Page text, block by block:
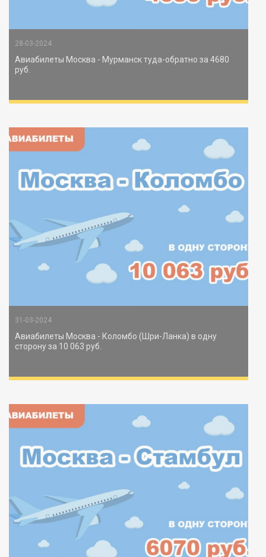
28-03-2024
Авиабилеты Москва - Мурманск туда-обратно за 4680
руб.
31-03-2024
Авиабилеты Москва - Коломбо (Шри-Ланка) в одну
сторону за 10 063 руб.